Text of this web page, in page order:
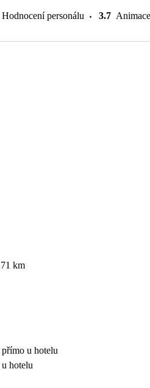
Hodnocení personálu 3.7 Animace
km
přímo u hotelu
hotelu